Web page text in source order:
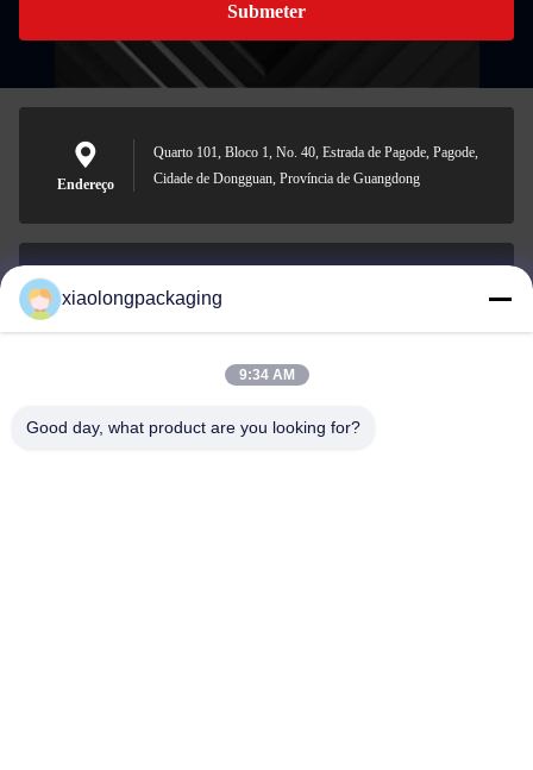
Submeter
Endereço
Quarto 101, Bloco 1, No. 40, Estrada de Pagode, Pagode,
Cidade de Dongguan, Província de Guangdong
Tina@xiaolongpackaging.com
0086-15322891631
xiaolongpackaging
9:34 AM
Good day, what product are you looking for?